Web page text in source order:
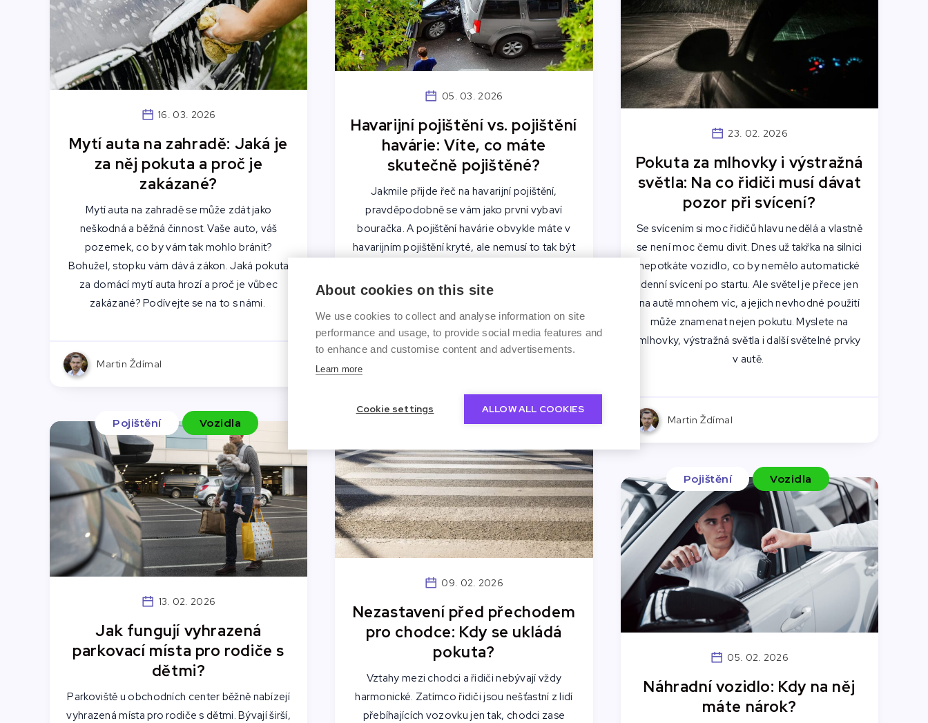
16. 03. 2026
Mytí auta na zahradě: Jaká je
za něj pokuta a proč je
zakázané?
Mytí auta na zahradě se může zdát jako
neškodná a běžná činnost. Vaše auto, váš
pozemek, co by vám tak mohlo bránit?
Bohužel, stopku vám dává zákon. Jaká pokuta
za domácí mytí auta hrozí a proč je vůbec
zakázané? Podívejte se na to s námi.
Martin Ždímal
05. 03. 2026
Havarijní pojištění vs. pojištění
havárie: Víte, co máte
skutečně pojištěné?
Jakmile přijde řeč na havarijní pojištění,
pravděpodobně se vám jako první vybaví
bouračka. A pojištění havárie obvykle máte v
havarijním pojištění kryté, ale nemusí to tak být
přehled v tom, co je co.
Martin Ždímal
23. 02. 2026
Pokuta za mlhovky i výstražná
světla: Na co řidiči musí dávat
pozor při svícení?
Se svícením si moc řidičů hlavu nedělá a vlastně
se není moc čemu divit. Dnes už takřka na silnici
nepotkáte vozidlo, co by nemělo automatické
denní svícení po startu. Ale světel je přece jen
na autě mnohem víc, a jejich nevhodné použití
může znamenat nejen pokutu. Myslete na
mlhovky, výstražná světla i další světelné prvky
v autě.
Martin Ždímal
Pojištění Vozidla
13. 02. 2026
Jak fungují vyhrazená
parkovací místa pro rodiče s
dětmi?
Parkoviště u obchodních center běžně nabízejí
vyhrazená místa pro rodiče s dětmi. Bývají širší,
Pojištění Vozidla
09. 02. 2026
Nezastavení před přechodem
pro chodce: Kdy se ukládá
pokuta?
Vztahy mezi chodci a řidiči nebývají vždy
harmonické. Zatímco řidiči jsou nešťastní z lidí
přebíhajících vozovku jen tak, chodci zase
Pojištění Vozidla
05. 02. 2026
Náhradní vozidlo: Kdy na něj
máte nárok?
About cookies on this site
We use cookies to collect and analyse information on site
performance and usage, to provide social media features and
to enhance and customise content and advertisements.
Learn more
Cookie settings ALLOW ALL COOKIES